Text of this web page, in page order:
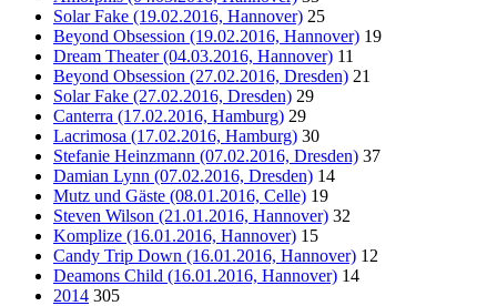
Solar Fake (19.02.2016, Hannover) 25
Beyond Obsession (19.02.2016, Hannover) 19
Dream Theater (04.03.2016, Hannover) 11
Beyond Obsession (27.02.2016, Dresden) 21
Solar Fake (27.02.2016, Dresden) 29
Canterra (17.02.2016, Hamburg) 29
Lacrimosa (17.02.2016, Hamburg) 30
Stefanie Heinzmann (07.02.2016, Dresden) 37
Damian Lynn (07.02.2016, Dresden) 14
Mutz und Gäste (08.01.2016, Celle) 19
Steven Wilson (21.01.2016, Hannover) 32
Komplize (16.01.2016, Hannover) 15
Candy Trip Down (16.01.2016, Hannover) 12
Deamons Child (16.01.2016, Hannover) 14
2014 305